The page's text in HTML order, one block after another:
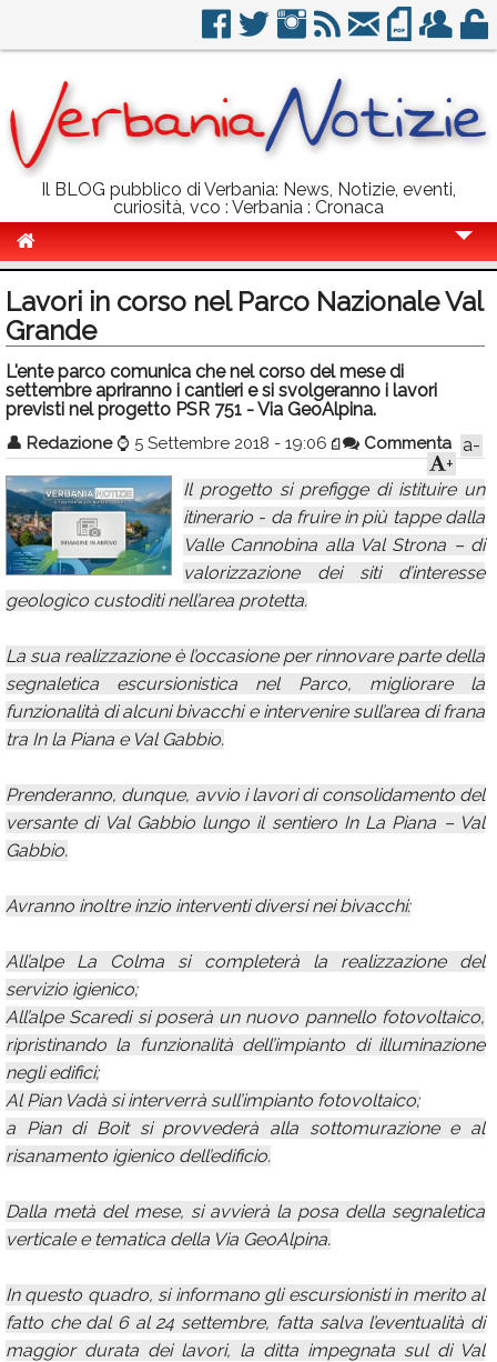
Il BLOG pubblico di Verbania: News, Notizie, eventi,
curiosità, vco : Verbania : Cronaca
Politica
Sport
Eventi
Info Utili
Rubriche
Calendario
Annunci
Lavori in corso nel Parco Nazionale Val
Grande
L'ente parco comunica che nel corso del mese di
settembre apriranno i cantieri e si svolgeranno i lavori
previsti nel progetto PSR 751 - Via GeoAlpina.
👤 Redazione ⌚ 5 Settembre 2018 - 19:06 Commenta
a-
+
Il progetto si prefigge di istituire un
itinerario - da fruire in più tappe dalla
Valle Cannobina alla Val Strona – di
valorizzazione dei siti d’interesse
geologico custoditi nell’area protetta.
La sua realizzazione è l’occasione per rinnovare parte della
segnaletica escursionistica nel Parco, migliorare la
funzionalità di alcuni bivacchi e intervenire sull’area di frana
tra In la Piana e Val Gabbio.
Prenderanno, dunque, avvio i lavori di consolidamento del
versante di Val Gabbio lungo il sentiero In La Piana – Val
Gabbio.
Avranno inoltre inzio interventi diversi nei bivacchi:
All’alpe La Colma si completerà la realizzazione del
servizio igienico;
All’alpe Scaredi si poserà un nuovo pannello fotovoltaico,
ripristinando la funzionalità dell’impianto di illuminazione
negli edifici;
Al Pian Vadà si interverrà sull’impianto fotovoltaico;
a Pian di Boit si provvederà alla sottomurazione e al
risanamento igienico dell’edificio.
Dalla metà del mese, si avvierà la posa della segnaletica
verticale e tematica della Via GeoAlpina.
In questo quadro, si informano gli escursionisti in merito al
fatto che dal 6 al 24 settembre, fatta salva l’eventualità di
maggior durata dei lavori, la ditta impegnata sul di Val